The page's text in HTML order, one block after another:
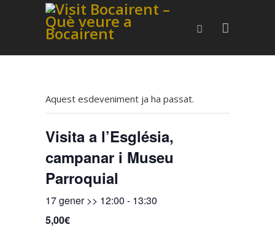
Aquest esdeveniment ja ha passat.
Visita a l’Església,
campanar i Museu
Parroquial
17 gener >> 12:00 - 13:30
5,00€